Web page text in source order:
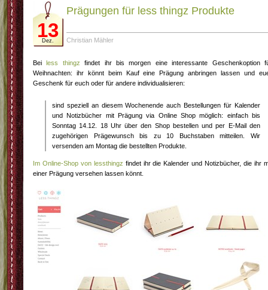
13
Dez.
Prägungen für less thingz Produkte
Christian Mähler
Beiless thingz findet ihr bis morgen eine interessante Geschenkoption
Weihnachten: ihr könnt beim Kauf eine Prägung anbringen lassen und
Geschenk für euch oder für andere individualisieren:
sind speziell an diesem Wochenende auch Bestellungen für Kalender
und Notizbücher mit Prägung via Online Shop möglich: einfach bis
Sonntag 14.12. 18 Uhr über den Shop bestellen und per E-Mail den
zugehörigen Prägewunsch bis zu 10 Buchstaben mitteilen. Wir
versenden am Montag die bestellten Produkte.
Im Online-Shop von lessthingz findet ihr die Kalender und Notizbücher, die ihr
einer Prägung versehen lassen könnt.